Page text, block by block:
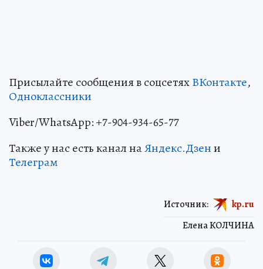
Присылайте сообщения в соцсетяхВКонтакте,
Одноклассники
Viber/WhatsApp: +7-904-934-65-77
Также у нас есть канал наЯндекс.Дзени
Телеграм
Елена КОЛЧИНА
Источник: kp.ru